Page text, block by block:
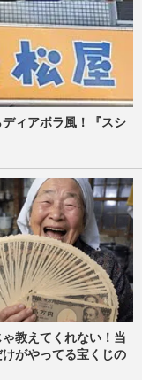
ディアボラ風！『スシ
教えてくれない！当
けがやってる宝くじの